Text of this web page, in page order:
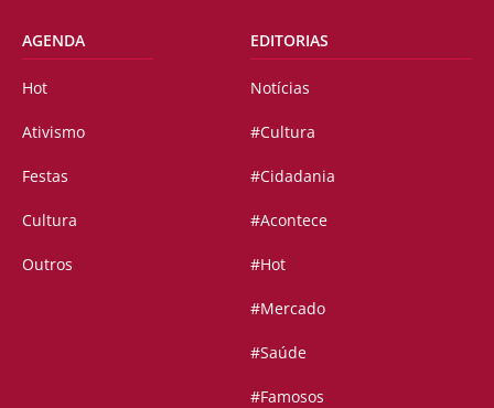
AGENDA
Hot
Ativismo
Festas
Cultura
Outros
EDITORIAS
Notícias
#Cultura
#Cidadania
#Acontece
#Hot
#Mercado
#Saúde
#Famosos